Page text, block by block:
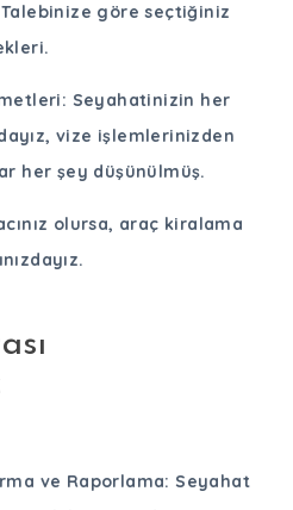
göre seçtiğiniz
Seyahatinizin her
vize işlemlerinizden
her şey düşünülmüş.
olursa, araç kiralama
ve Raporlama: Seyahat